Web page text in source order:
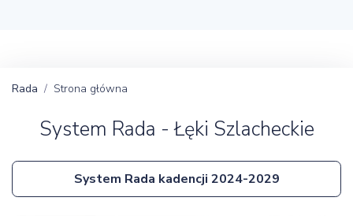
Rada Strona główna
System Rada - Łęki Szlacheckie
System Rada kadencji 2024-2029